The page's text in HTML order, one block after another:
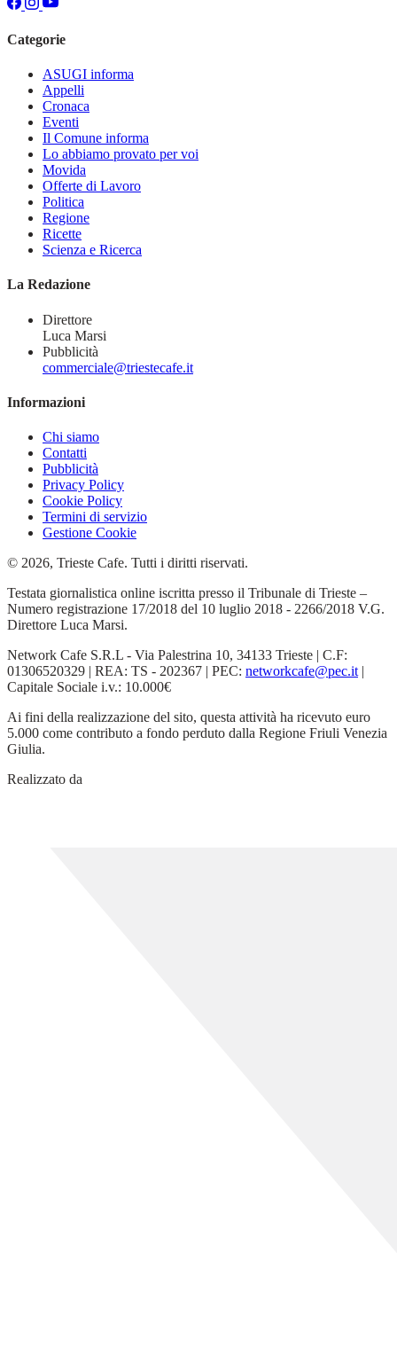
Categorie
ASUGI informa
Appelli
Cronaca
Eventi
Il Comune informa
Lo abbiamo provato per voi
Movida
Offerte di Lavoro
Politica
Regione
Ricette
Scienza e Ricerca
La Redazione
Direttore
Luca Marsi
Pubblicità
commerciale@triestecafe.it
Informazioni
Chi siamo
Contatti
Pubblicità
Privacy Policy
Cookie Policy
Termini di servizio
Gestione Cookie
© 2026, Trieste Cafe. Tutti i diritti riservati.
Testata giornalistica online iscritta presso il Tribunale di Trieste –
Numero registrazione 17/2018 del 10 luglio 2018 - 2266/2018 V.G.
Direttore Luca Marsi.
Network Cafe S.R.L - Via Palestrina 10, 34133 Trieste | C.F:
01306520329 | REA: TS - 202367 | PEC: networkcafe@pec.it |
Capitale Sociale i.v.: 10.000€
Ai fini della realizzazione del sito, questa attività ha ricevuto euro
5.000 come contributo a fondo perduto dalla Regione Friuli Venezia
Giulia.
Realizzato da